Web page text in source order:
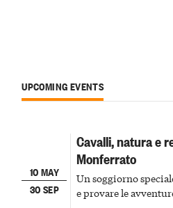
UPCOMING EVENTS
10 MAY
30 SEP
Cavalli, natura e
Monferrato
Un soggiorno
e provare le